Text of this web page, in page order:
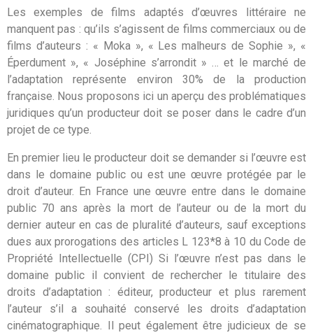
Les exemples de films adaptés d’œuvres littéraire ne
manquent pas : qu’ils s’agissent de films commerciaux ou de
films d’auteurs : « Moka », « Les malheurs de Sophie », «
Éperdument », « Joséphine s’arrondit » … et le marché de
l’adaptation représente environ 30% de la production
française. Nous proposons ici un aperçu des problématiques
juridiques qu’un producteur doit se poser dans le cadre d’un
projet de ce type.
En premier lieu le producteur doit se demander si l’œuvre est
dans le domaine public ou est une œuvre protégée par le
droit d’auteur. En France une œuvre entre dans le domaine
public 70 ans après la mort de l’auteur ou de la mort du
dernier auteur en cas de pluralité d’auteurs, sauf exceptions
dues aux prorogations des articles L 123*8 à 10 du Code de
Propriété Intellectuelle (CPI) Si l’œuvre n’est pas dans le
domaine public il convient de rechercher le titulaire des
droits d’adaptation : éditeur, producteur et plus rarement
l’auteur s’il a souhaité conservé les droits d’adaptation
cinématographique. Il peut également être judicieux de se